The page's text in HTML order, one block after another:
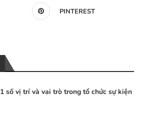
PINTEREST
1 số vị trí và vai trò trong tổ chức sự kiện